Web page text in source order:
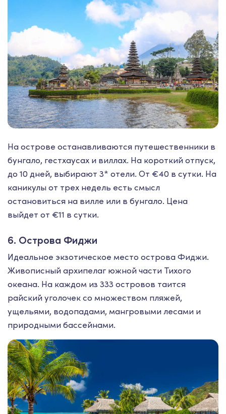
На острове останавливаются путешественники в
бунгало, гестхаусах и виллах. На короткий отпуск,
до 10 дней, выбирают 3* отели. От €40 в сутки. На
каникулы от трех недель есть смысл
остановиться на вилле или в бунгало. Цена
выйдет от €11 в сутки.
6. Острова Фиджи
Идеальное экзотическое место острова Фиджи.
Живописный архипелаг южной части Тихого
океана. На каждом из 333 островов таится
райский уголочек со множеством пляжей,
ущельями, водопадами, мангровыми лесами и
природными бассейнами.